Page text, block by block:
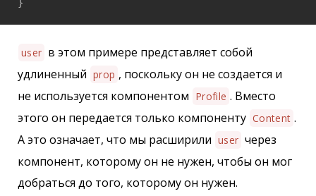
}
user в этом примере представляет собой
удлиненный prop , поскольку он не создается и
не используется компонентом Profile . Вместо
этого он передается только компоненту Content .
А это означает, что мы расширили user через
компонент, которому он не нужен, чтобы он мог
добраться до того, которому он нужен.